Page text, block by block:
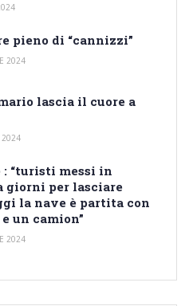
pieno di “cannizzi”
2024
lascia il cuore a
2024
: “turisti messi in
giorni per lasciare
la nave è partita con
un camion”
2024